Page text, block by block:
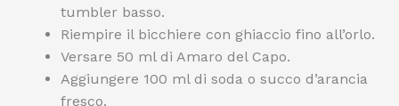
tumbler basso.
Riempire il bicchiere con ghiaccio fino all’orlo.
Versare 50 ml di Amaro del Capo.
Aggiungere 100 ml di soda o succo d’arancia
fresco.